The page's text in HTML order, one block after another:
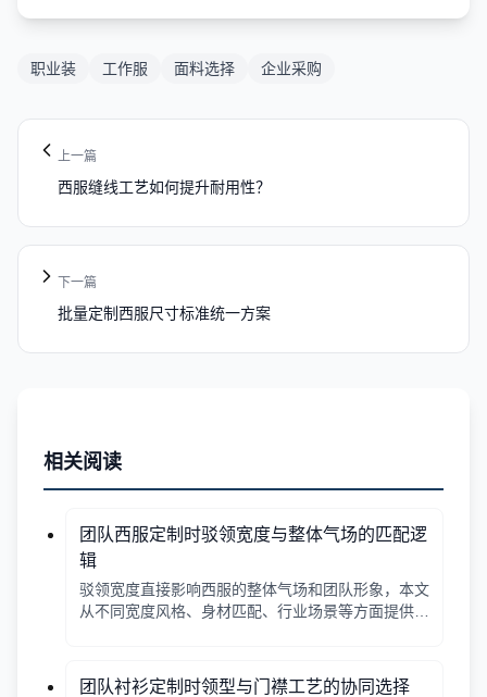
职业装 工作服 面料选择 企业采购
上一篇
西服缝线工艺如何提升耐用性？
下一篇
批量定制西服尺寸标准统一方案
相关阅读
团队西服定制时驳领宽度与整体气场的匹配逻
辑
驳领宽度直接影响西服的整体气场和团队形象，本文
从不同宽度风格、身材匹配、行业场景等方面提供选
团队衬衫定制时领型与门襟工艺的协同选择